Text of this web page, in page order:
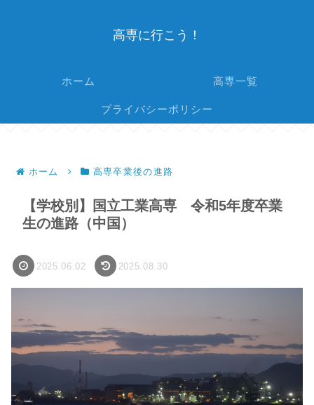
高専に行こう！
ホーム 高専一覧
プライバシーポリシー
ホーム 高専卒業後の進路
【学校別】国立工業高専 令和5年度卒業
生の進路（中国）
2025.06.02 2025.08.30